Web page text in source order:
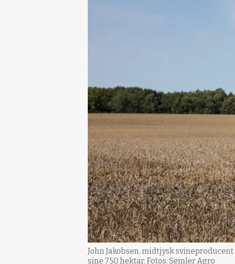
John Jakobsen, midtjysk
sine 750 hektar. Fotos: Semler Agro